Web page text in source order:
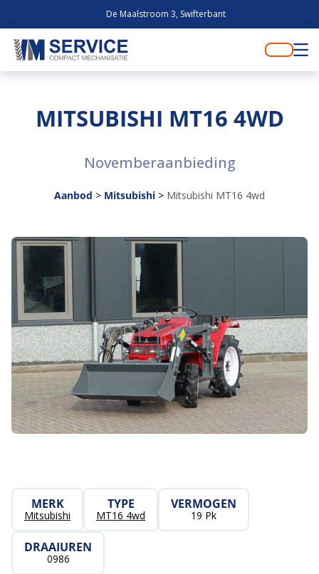
De Maalstroom 3, Swifterbant
MITSUBISHI MT16 4WD
Novemberaanbieding
Aanbod > Mitsubishi > Mitsubishi MT16 4wd
MERK
Mitsubishi
TYPE
MT16 4wd
VERMOGEN
19 Pk
DRAAIUREN
0986